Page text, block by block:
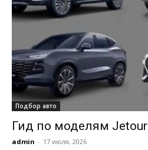
Подбор авто
Гид по моделям Jetour
admin - 17 июля, 2026